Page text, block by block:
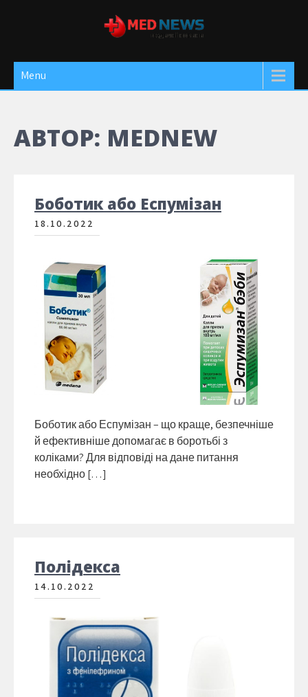
Med News
Menu
АВТОР: MEDNEW
Боботик або Еспумізан
18.10.2022
Боботик або Еспумізан – що краще, безпечніше
й ефективніше допомагає в боротьбі з
коліками? Для відповіді на дане питання
необхідно […]
Полідекса
14.10.2022